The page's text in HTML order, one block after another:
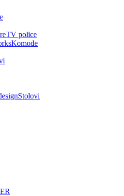
TV police
Komode
Stolovi